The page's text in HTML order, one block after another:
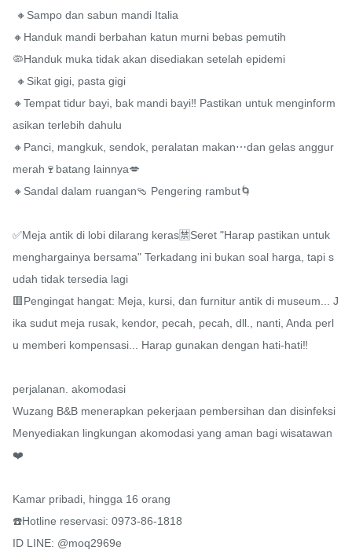
🔸Handuk mandi berbahan katun murni bebas pemutih
🦠Handuk muka tidak akan disediakan setelah epidemi
🔸Tempat tidur bayi, bak mandi bayi‼ ️Pastikan untuk menginform
asikan terlebih dahulu
🔸Panci, mangkuk, sendok, peralatan makan⋯dan gelas anggur
merah🍷batang lainnya💋
🔸Sandal dalam ruangan🩴 Pengering rambut🌀
✅Meja antik di lobi dilarang keras🈲️Seret "Harap pastikan untuk
menghargainya bersama" Terkadang ini bukan soal harga, tapi s
udah tidak tersedia lagi
🟥Pengingat hangat: Meja, kursi, dan furnitur antik di museum... J
ika sudut meja rusak, kendor, pecah, pecah, dll., nanti, Anda perl
u memberi kompensasi... Harap gunakan dengan hati-hati‼ ️
perjalanan. akomodasi
Wuzang B&B menerapkan pekerjaan pembersihan dan disinfeksi
Menyediakan lingkungan akomodasi yang aman bagi wisatawan
❤️
Kamar pribadi, hingga 16 orang
☎️Hotline reservasi: 0973-86-1818
ID LINE: @moq2969e